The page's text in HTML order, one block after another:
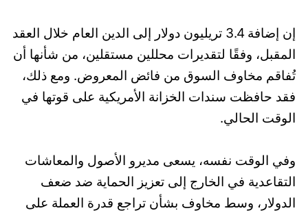
إن إضافة 3.4 تريليون دولار إلى الدين العام خلال العقد
المقبل، وفقًا لتقديرات محللين مستقلين، من شأنها أن
تُفاقم مخاوف السوق من فائض المعروض. ومع ذلك،
فقد حافظت سندات الخزانة الأمريكية على قوتها في
الوقت الحالي.
وفي الوقت نفسه، يسعى مديرو الأصول والمعاشات
التقاعدية في الخارج إلى تعزيز الحماية ضد ضعف
الدولار، وسط مخاوف بشأن تراجع قدرة العملة على